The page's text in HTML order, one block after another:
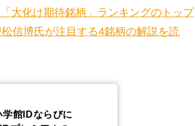
大化け期待銘柄」ランキングのトップ
信博氏が注目する4銘柄の解説を読
館IDならびに